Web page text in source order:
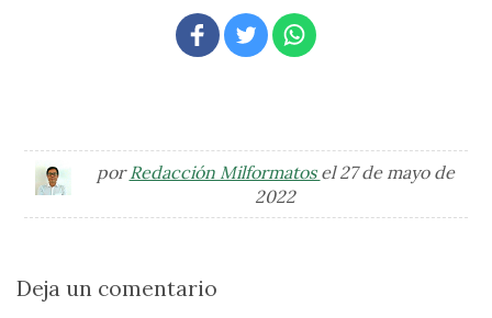
por Redacción Milformatos el 27 de mayo de
2022
Deja un comentario